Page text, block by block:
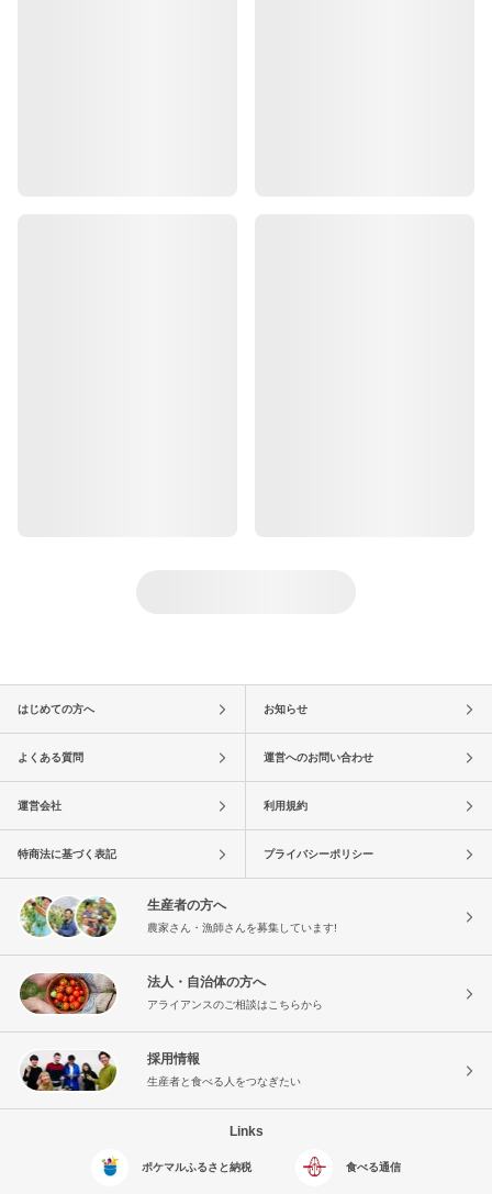
はじめての方へ お知らせ
よくある質問 運営へのお問い合わせ
運営会社 利用規約
特商法に基づく表記 プライバシーポリシー
生産者の方へ
農家さん・漁師さんを募集しています!
法人・自治体の方へ
アライアンスのご相談はこちらから
採用情報
生産者と食べる人をつなぎたい
Links
ポケマルふるさと納税 食べる通信